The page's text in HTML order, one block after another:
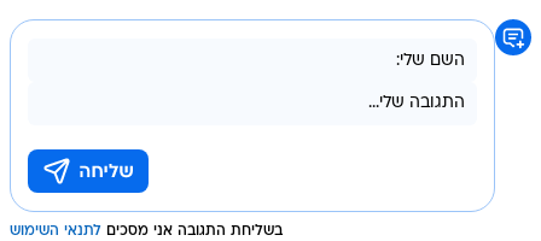
בשליחת התגובה אני מסכים לתנאי השימוש